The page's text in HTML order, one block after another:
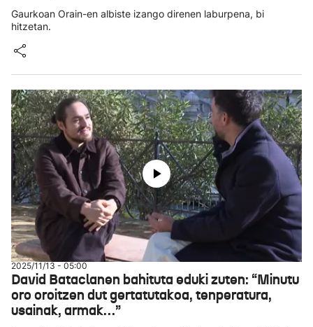
Gaurkoan Orain-en albiste izango direnen laburpena, bi
hitzetan.
2025/11/13 - 05:00
David Bataclanen bahituta eduki zuten: “Minutu
oro oroitzen dut gertatutakoa, tenperatura,
usainak, armak…”